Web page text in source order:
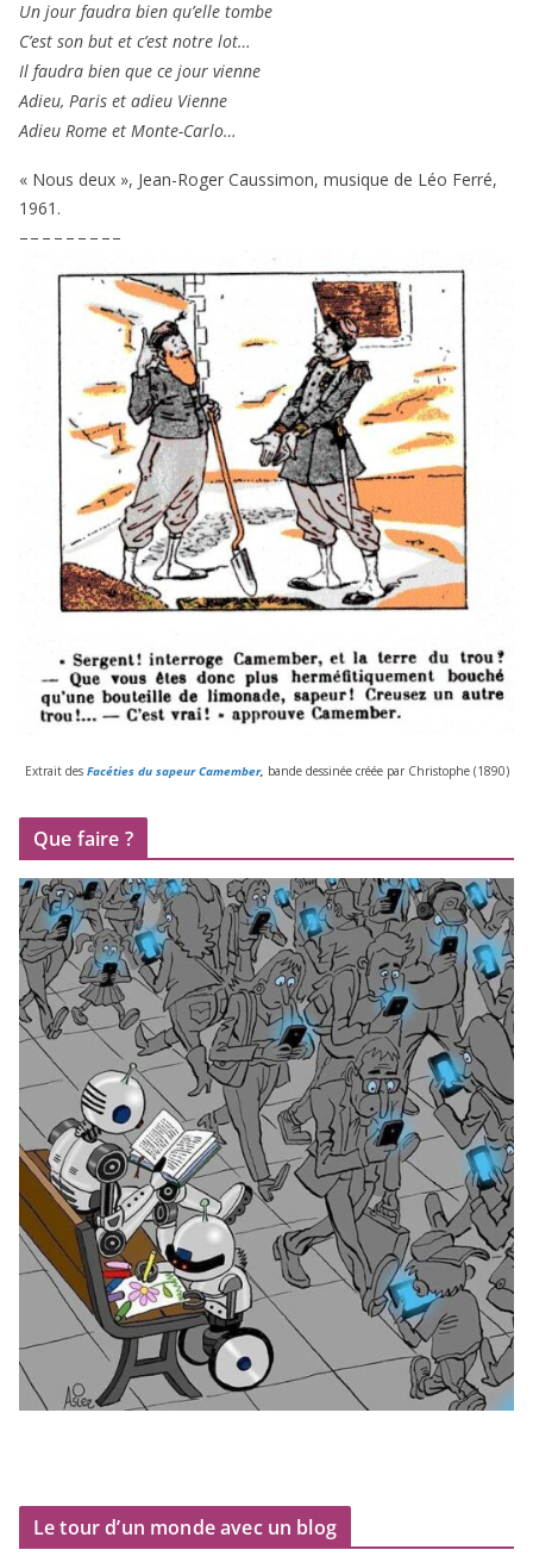
Un jour fau­dra bien qu’elle tombe
C’est son but et c’est notre lot…
Il fau­dra bien que ce jour vienne
Adieu, Paris et adieu Vienne
Adieu Rome et Monte-Carlo…
« Nous deux », Jean-Roger Caussimon, musique de Léo Ferré,
1961 .
– – – – – – – – –
Extrait desFacéties du sapeur Camember, bande des­si­née créée par Christophe (1890)
Que faire ?
Le tour d’un monde avec un blog